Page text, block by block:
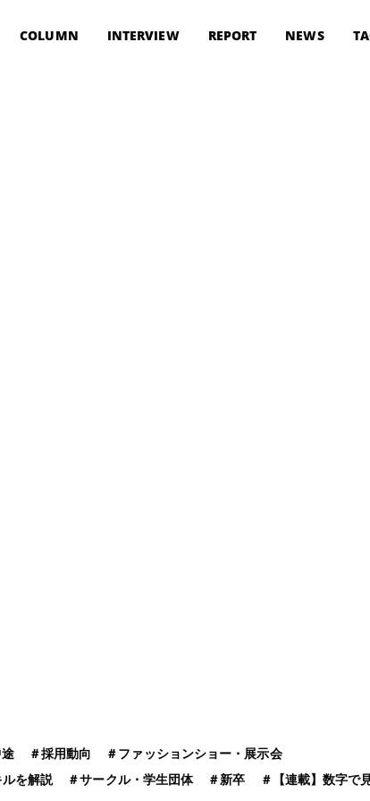
COLUMN INTERVIEW REPORT NEWS
＃採用動向 ＃ファッションショー・展示会
を解説 ＃サークル・学生団体 ＃新卒 ＃ 【連載】数字で